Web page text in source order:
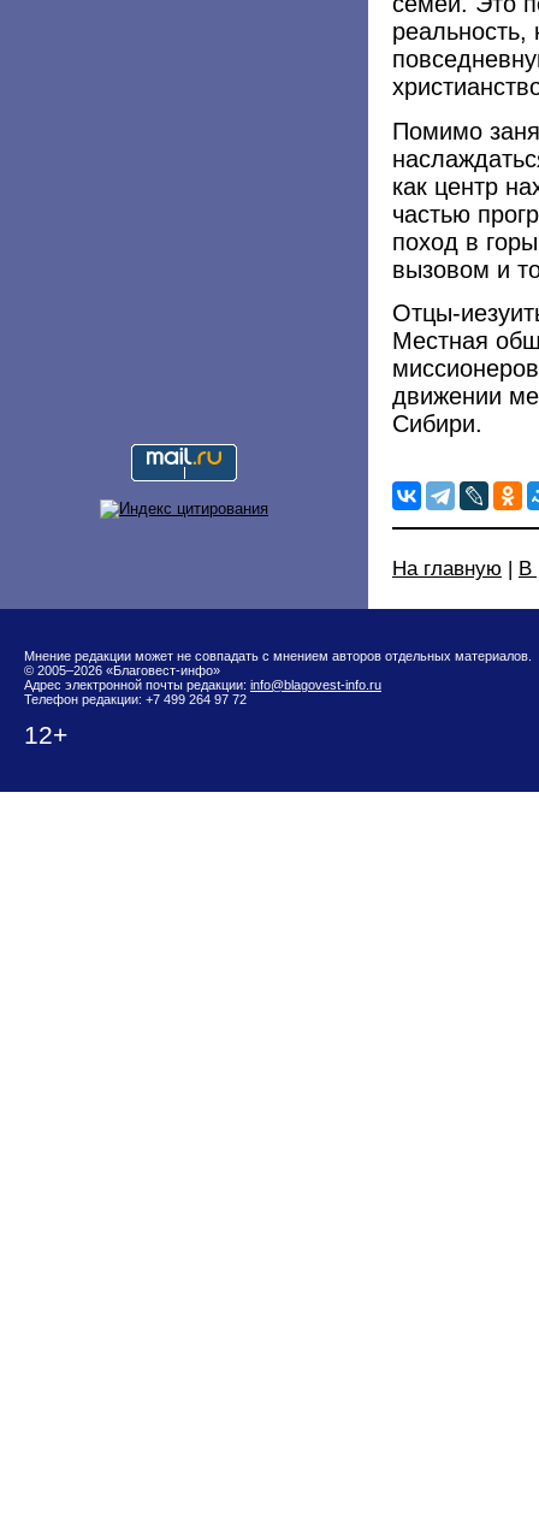
реальность,
Помимо
как центр
частью
поход в
вызовом и
Отцы-
Местная
движении
Сибири.
На главную | В
Мнение редакции может не совпадать с мнением авторов отдельных материалов.
© 2005–2026 «Благовест-инфо»
Адрес электронной почты редакции: info@blagovest-info.ru
Телефон редакции: +7 499 264 97 72
12+